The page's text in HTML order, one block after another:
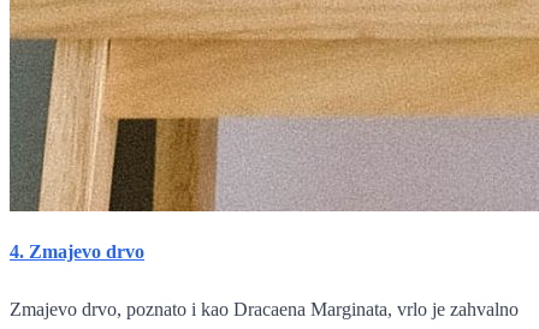
4. Zmajevo drvo
Zmajevo drvo, poznato i kao Dracaena Marginata, vrlo je zahvalno